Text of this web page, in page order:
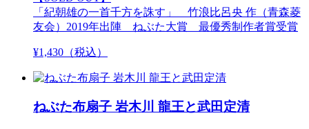
「紀朝雄の一首千方を誅す」 竹浪比呂央 作（青森菱
友会）2019年出陣 ねぶた大賞 最優秀制作者賞受賞
¥1,430 （税込）
ねぶた布扇子 岩木川 龍王と武田定清